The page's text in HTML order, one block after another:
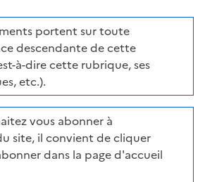
portent sur toute
descendante de cette
à-dire cette rubrique, ses
etc.).
vous abonner à
site, il convient de cliquer
dans la page d'accueil